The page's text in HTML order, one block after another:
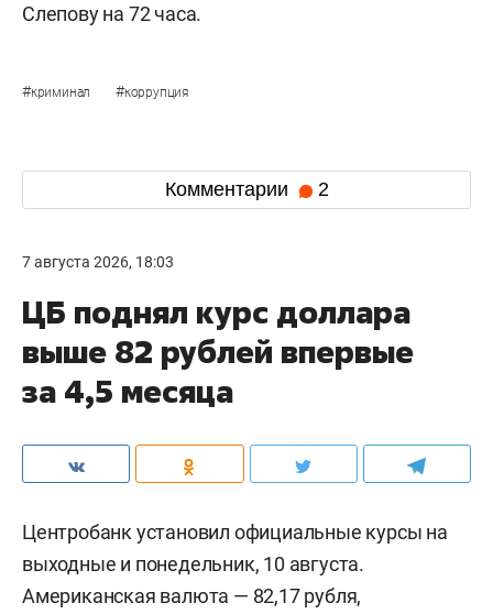
Слепову на 72 часа.
#криминал #коррупция
Комментарии 2
7 августа 2026, 18:03
ЦБ поднял курс доллара
выше 82 рублей впервые
за 4,5 месяца
Центробанк установил официальные курсы на
выходные и понедельник, 10 августа.
Американская валюта — 82,17 рубля,